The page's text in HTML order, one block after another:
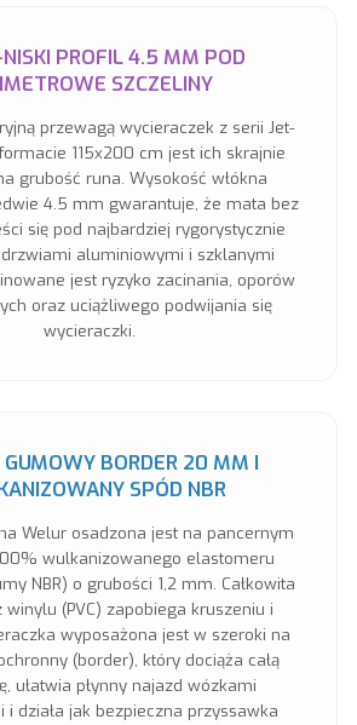
PROFIL 4.5 MM POD
SZCZELINY
przewagą wycieraczek z serii Jet-
115x200 cm jest ich skrajnie
grubość runa. Wysokość włókna
4.5 mm gwarantuje, że mata bez
się pod najbardziej rygorystycznie
aluminiowymi i szklanymi
jest ryzyko zacinania, oporów
oraz uciążliwego podwijania się
wycieraczki.
GUMOWY BORDER 20 MM I
SPÓD NBR
Welur osadzona jest na pancernym
wulkanizowanego elastomeru
NBR) o grubości 1,2 mm. Całkowita
winylu (PVC) zapobiega kruszeniu i
wyposażona jest w szeroki na
(border), który dociąża całą
ułatwia płynny najazd wózkami
i działa jak bezpieczna przyssawka